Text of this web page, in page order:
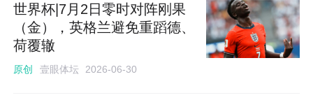
世界杯|7月2日零时对阵刚果
（金），英格兰避免重蹈德、
荷覆辙
原创 壹眼体坛 2026-06-30